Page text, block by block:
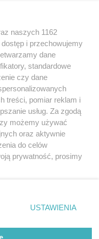
drogi rowerowej
Małą a
sieć dróg dla
korzystania z portali
sięz nami
naszych 1162
i przechowujemy
dane
standardowe
czy dane
treści, pomiar reklam i
usług. Za zgodą
możemy używać
oraz aktywnie
do celów
prywatność, prosimy
dolnym rogu strony
danych nie wymagają
sprzeciwić się
będą miały
USTAWIENIA